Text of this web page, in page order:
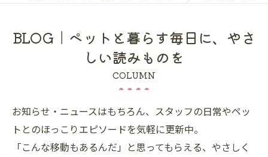
BLOG｜ペットと暮らす毎日に、やさ
しい読みものを
COLUMN
お知らせ・ニュースはもちろん、スタッフの日常やペッ
トとのほっこりエピソードを気軽に更新中。
「こんな移動もあるんだ」と思ってもらえる、やさしく